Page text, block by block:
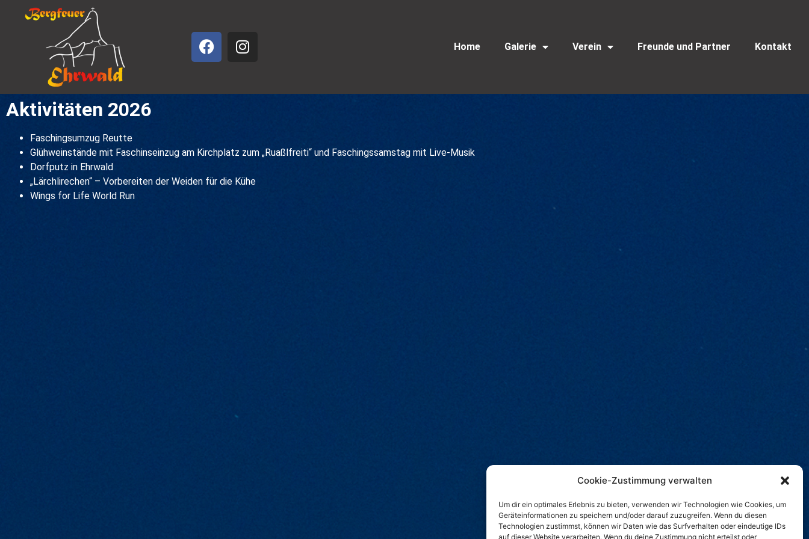
Cookie-Zustimmung verwalten
Um dir ein optimales Erlebnis zu bieten, verwenden wir Technologien wie Cookies, um
Geräteinformationen zu speichern und/oder darauf zuzugreifen. Wenn du diesen
Technologien zustimmst, können wir Daten wie das Surfverhalten oder eindeutige IDs
auf dieser Website verarbeiten. Wenn du deine Zustimmung nicht erteilst oder
Home Galerie Verein Freunde und Partner Kontakt
Aktivitäten 2026
Faschingsumzug Reutte
Glühweinstände mit Faschinseinzug am Kirchplatz zum „Ruaßlfreiti“ und Faschingssamstag mit Live-Musik
Dorfputz in Ehrwald
„Lärchlirechen“ – Vorbereiten der Weiden für die Kühe
Wings for Life World Run